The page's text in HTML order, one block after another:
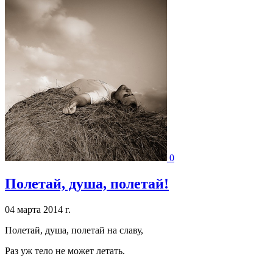
0
Полетай, душа, полетай!
04 марта 2014 г.
Полетай, душа, полетай на славу,
Раз уж тело не может летать.